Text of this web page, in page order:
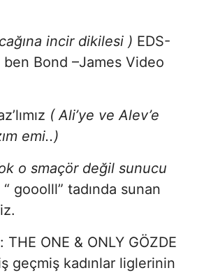
incir dikilesi ) EDS-
ben Bond –James Video
( Ali’ye ve Alev’e
emi..)
o smaçör değil sunucu
gooolll” tadında sunan
THE ONE & ONLY GÖZDE
geçmiş kadınlar liglerinin